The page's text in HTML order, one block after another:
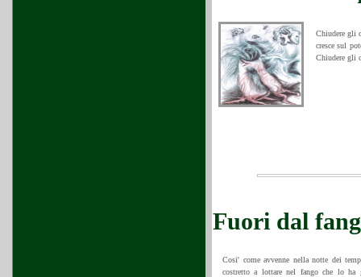
Chiudere gli
cresce sul
Chiudere gli
Fuori dal
Cosi' come avvenne nella notte dei
costretto a lottare nel fango che lo ha